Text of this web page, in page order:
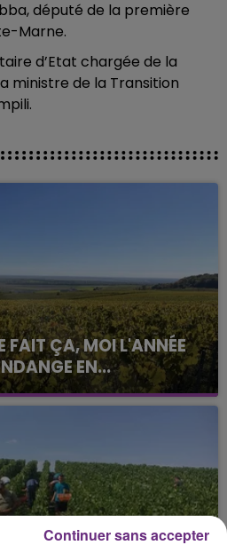
député de la première
Marne.
d’Etat chargée de la
ministre de la Transition
FAIT ÇA, MOI L'ANNÉE
EN...
a débuté ce jeudi 6
de Montgueux (Aube). Du
Continuer sans accepter